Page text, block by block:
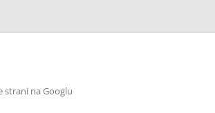
strani na Googlu